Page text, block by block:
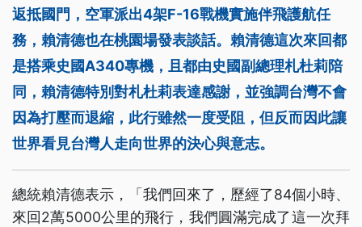
返抵國門，空軍派出4架F-16戰機實施伴飛護航任
務，賴清德也在桃園場發表談話。賴清德這次來回都
是搭乘史國A340專機，且都由史國副總理札杜莉陪
同，賴清德特別對札杜莉表達感謝，並強調台灣不會
因為打壓而退縮，此行雖然一度受阻，但反而因此讓
世界看見台灣人走向世界的決心與意志。
總統賴清德表示，「我們回來了，歷經了84個小時、
來回2萬5000公里的飛行，我們圓滿完成了這一次拜